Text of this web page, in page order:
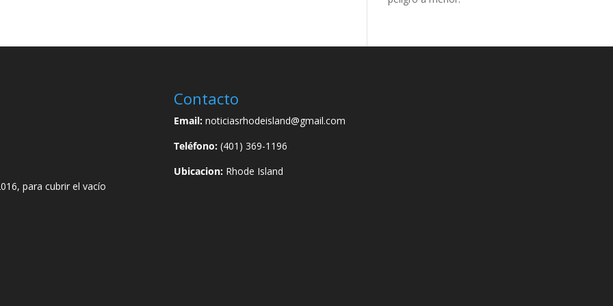
para cubrir el vacío
Contacto
Email:noticiasrhodeisland@gmail.com
Teléfono:(401) 369-1196
Ubicacion:Rhode Island